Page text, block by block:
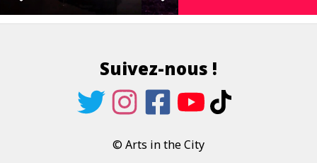
Suivez-nous !
© Arts in the City